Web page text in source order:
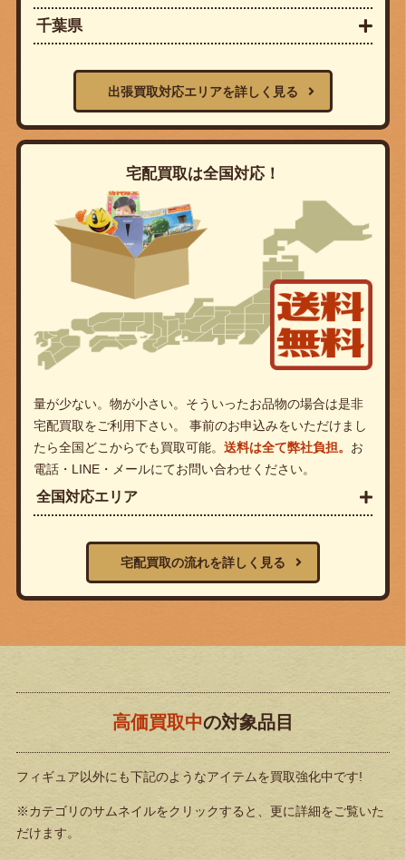
千葉県
出張買取対応エリアを詳しく見る
宅配買取は全国対応！
量が少ない。物が小さい。そういったお品物の場合は是非
宅配買取をご利用下さい。 事前のお申込みをいただけまし
たら全国どこからでも買取可能。 送料は全て弊社負担。 お
電話・LINE・メールにてお問い合わせください。
全国対応エリア
宅配買取の流れを詳しく見る
高価買取中の対象品目
フィギュア以外にも下記のようなアイテムを買取強化中です!
※カテゴリのサムネイルをクリックすると、更に詳細をご覧いた
だけます。